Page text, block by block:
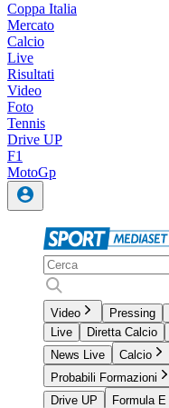
Coppa Italia
Mercato
Calcio
Live
Risultati
Video
Foto
Tennis
Drive UP
F1
MotoGp
Video Pressing
Live
Diretta Calcio
News Live
Calcio
Probabili Formazioni
Drive UP
Formula E